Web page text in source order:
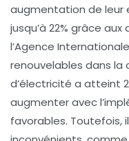
augmentation de
jusqu’à 22% grâce
l’Agence
renouvelables dans
d’électricité a atteint
augmenter avec
favorables. Toutefois,